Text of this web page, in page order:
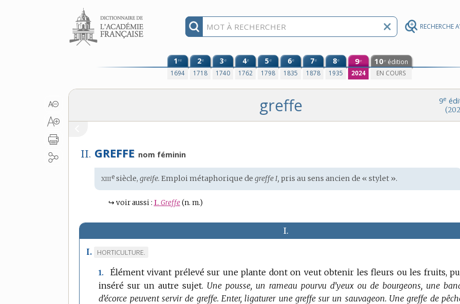
RECHERCHE
Aller au contenu
1re
1694
2e
1718
3e
1740
4e
1762
5e
1798
6e
1835
7e
1878
8e
1935
9e
2024
10e édition
EN COURS
9e
greffe
II. GREFFE nom féminin
Étymologie
:
xiiie siècle,greife. Emploi métaphorique degreffe I, pris au sens ancien de « stylet ».
↪ voir aussi : I. Greffe(n. m.)
I.
I.
MARQUE
DOMAINE
:
HORTICULTURE.
1.
Élément vivant prélevé sur une plante dont on veut obtenir les fleurs ou les fruits,
inséré sur un autre sujet. Une pousse, un rameau pourvu d’yeux ou de bourgeons, une
d’écorce peuvent servir de greffe. Enter, ligaturer une greffe sur un sauvageon. Une greffe de